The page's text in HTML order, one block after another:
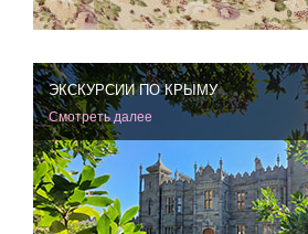
ЭКСКУРСИИ ПО КРЫМУ
Смотреть далее